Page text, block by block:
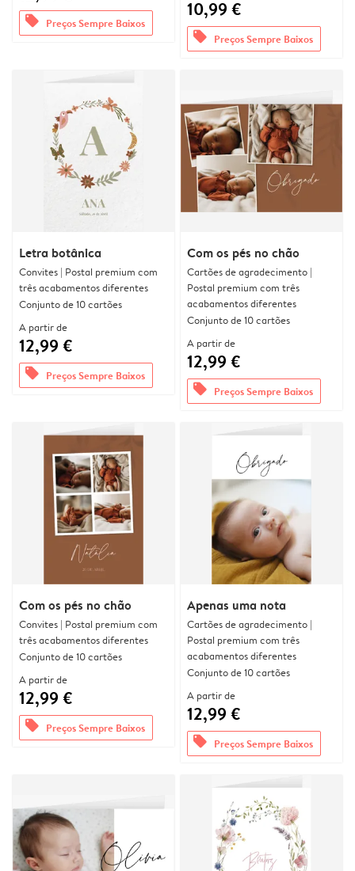
offers Preços Sempre Baixos
10,99 €
offers Preços Sempre Baixos
Letra botânica
Convites | Postal premium com
três acabamentos diferentes
Conjunto de 10 cartões
A partir de
12,99 €
offers Preços Sempre Baixos
Com os pés no chão
Cartões de agradecimento |
Postal premium com três
acabamentos diferentes
Conjunto de 10 cartões
A partir de
12,99 €
offers Preços Sempre Baixos
Com os pés no chão
Convites | Postal premium com
três acabamentos diferentes
Conjunto de 10 cartões
A partir de
12,99 €
offers Preços Sempre Baixos
Apenas uma nota
Cartões de agradecimento |
Postal premium com três
acabamentos diferentes
Conjunto de 10 cartões
A partir de
12,99 €
offers Preços Sempre Baixos